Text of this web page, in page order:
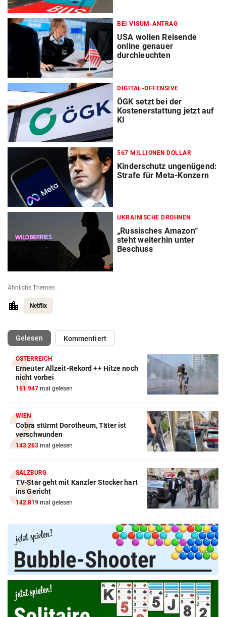
BEI VISUM-ANTRAG
USA wollen Reisende
online genauer
durchleuchten
DIGITAL-OFFENSIVE
ÖGK setzt bei der
Kostenerstattung jetzt auf
KI
567 MILLIONEN DOLLAR
Kinderschutz ungenügend:
Strafe für Meta-Konzern
UKRAINISCHE DROHNEN
„Russisches Amazon“
steht weiterhin unter
Beschuss
Ähnliche Themen
Netflix
Gelesen(ausgewählt)Kommentiert
ÖSTERREICH
Erneuter Allzeit-Rekord ++ Hitze noch
nicht vorbei
161.947 mal gelesen
WIEN
Cobra stürmt Dorotheum, Täter ist
verschwunden
143.263 mal gelesen
SALZBURG
TV-Star geht mit Kanzler Stocker hart
ins Gericht
142.819 mal gelesen
Amazon-Kindle Vergleich
ZUM VERGLEICH
Apple-iPad Vergleich
ZUM VERGLEICH
Apple-iPhone Vergleich
ZUM VERGLEICH
Apple Macbook Vergleich
ZUM VERGLEICH